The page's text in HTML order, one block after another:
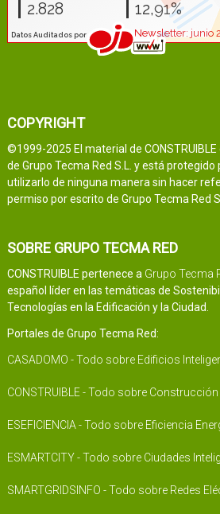
COPYRIGHT
©1999-2025 El material de
de Grupo Tecma Red S.L. y está
utilizarlo de ninguna manera sin hacer
permiso por escrito de Grupo Tecma Red
SOBRE GRUPO TECMA RED
CONSTRUIBLE pertenece a Grupo Tecma
español líder en las temáticas de
Tecnologías en la Edificación y la Ciudad.
Portales de Grupo Tecma Red:
CASADOMO - Todo sobre Edificios
CONSTRUIBLE - Todo sobre
ESEFICIENCIA - Todo sobre Eficiencia
ESMARTCITY - Todo sobre Ciudades
SMARTGRIDSINFO - Todo sobre Redes